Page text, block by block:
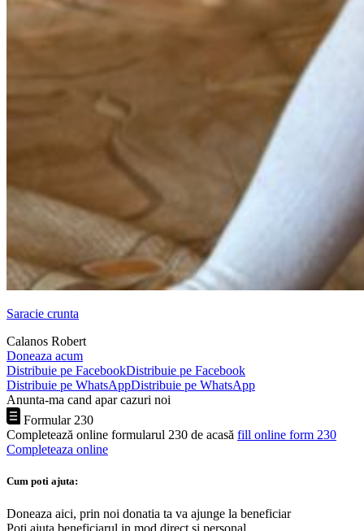
Saracie crunta
Calanos Robert
Doneaza acum
Distribuie pe FacebookDistribuie pe Facebook
Distribuie pe WhatsAppDistribuie pe WhatsApp
Anunta-ma cand apar cazuri noi
Formular 230
Completează online formularul 230 de acasă fill online form 230
Completeaza online
Cum poti ajuta:
Doneaza aici, prin noi donatia ta va ajunge la beneficiar
Poti ajuta beneficiarul in mod direct si personal